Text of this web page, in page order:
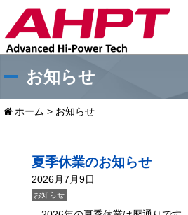
お知らせ
ホーム > お知らせ
夏季休業のお知らせ
2026月7月9日
お知らせ